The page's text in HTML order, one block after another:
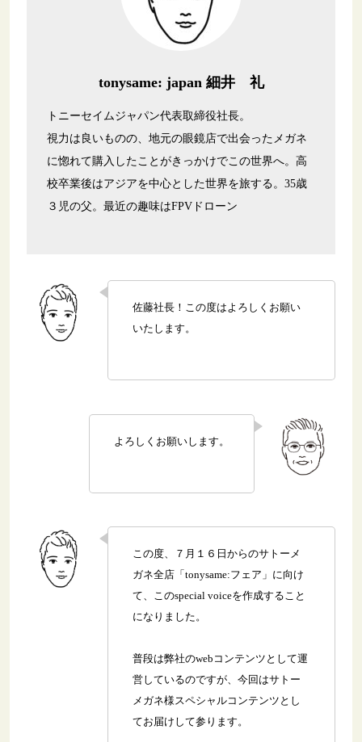
tonysame: japan 細井 礼
トニーセイムジャパン代表取締役社長。
視力は良いものの、地元の眼鏡店で出会ったメガネ
に惚れて購入したことがきっかけでこの世界へ。高
校卒業後はアジアを中心とした世界を旅する。35歳
３児の父。最近の趣味はFPVドローン
佐藤社長！この度はよろしくお願い
いたします。
よろしくお願いします。
この度、７月１６日からのサトーメ
ガネ全店「tonysame:フェア」に向け
て、このspecial voiceを作成すること
になりました。
普段は弊社のwebコンテンツとして運
営しているのですが、今回はサトー
メガネ様スペシャルコンテンツとし
てお届けして参ります。